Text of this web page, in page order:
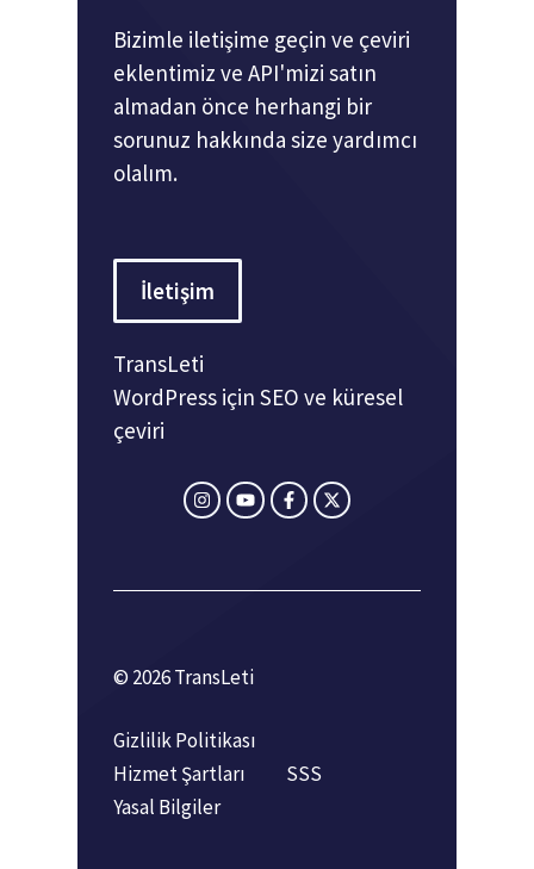
Bizimle iletişime geçin ve çeviri
eklentimiz ve API'mizi satın
almadan önce herhangi bir
sorunuz hakkında size yardımcı
olalım.
İletişim
TransLeti
WordPress için SEO ve küresel
çeviri
© 2026 TransLeti
Gizlilik Politikası
Hizmet Şartları
SSS
Yasal Bilgiler